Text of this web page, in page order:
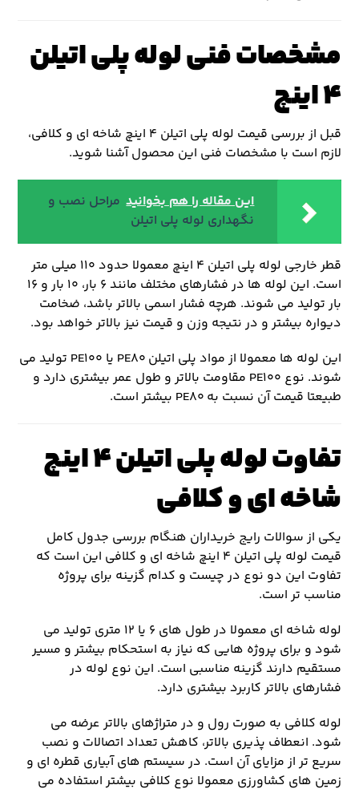
مشخصات فنی لوله پلی اتیلن
۴ اینچ
قبل از بررسی قیمت لوله پلی اتیلن ۴ اینچ شاخه ای و کلافی،
لازم است با مشخصات فنی این محصول آشنا شوید.
این مقاله را هم بخوانید مراحل نصب و
نگهداری لوله پلی اتیلن
قطر خارجی لوله پلی اتیلن ۴ اینچ معمولا حدود ۱۱۰ میلی متر
است. این لوله ها در فشارهای مختلف مانند ۶ بار، ۱۰ بار و ۱۶
بار تولید می شوند. هرچه فشار اسمی بالاتر باشد، ضخامت
دیواره بیشتر و در نتیجه وزن و قیمت نیز بالاتر خواهد بود.
این لوله ها معمولا از مواد پلی اتیلن PE۸۰ یا PE۱۰۰ تولید می
شوند. نوع PE۱۰۰ مقاومت بالاتر و طول عمر بیشتری دارد و
طبیعتا قیمت آن نسبت به PE۸۰ بیشتر است.
تفاوت لوله پلی اتیلن ۴ اینچ
شاخه ای و کلافی
یکی از سوالات رایج خریداران هنگام بررسی جدول کامل
قیمت لوله پلی اتیلن ۴ اینچ شاخه ای و کلافی این است که
تفاوت این دو نوع در چیست و کدام گزینه برای پروژه
مناسب تر است.
لوله شاخه ای معمولا در طول های ۶ یا ۱۲ متری تولید می
شود و برای پروژه هایی که نیاز به استحکام بیشتر و مسیر
مستقیم دارند گزینه مناسبی است. این نوع لوله در
فشارهای بالاتر کاربرد بیشتری دارد.
لوله کلافی به صورت رول و در متراژهای بالاتر عرضه می
شود. انعطاف پذیری بالاتر، کاهش تعداد اتصالات و نصب
سریع تر از مزایای آن است. در سیستم های آبیاری قطره ای و
زمین های کشاورزی معمولا نوع کلافی بیشتر استفاده می